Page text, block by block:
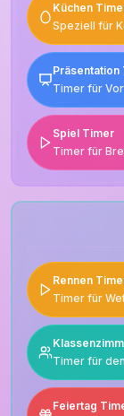
Küchen
Speziell für
Präsentation
Timer für
Spiel Timer
Timer für
Rennen
Timer für
Timer für
Feiertag